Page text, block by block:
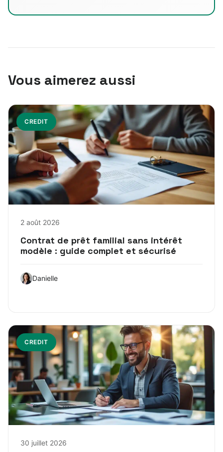
Vous aimerez aussi
CREDIT
2 août 2026
Contrat de prêt familial sans intérêt
modèle : guide complet et sécurisé
Danielle
CREDIT
30 juillet 2026